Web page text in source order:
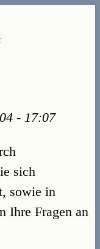
- 17:07
sich
sowie in
Ihre Fragen an